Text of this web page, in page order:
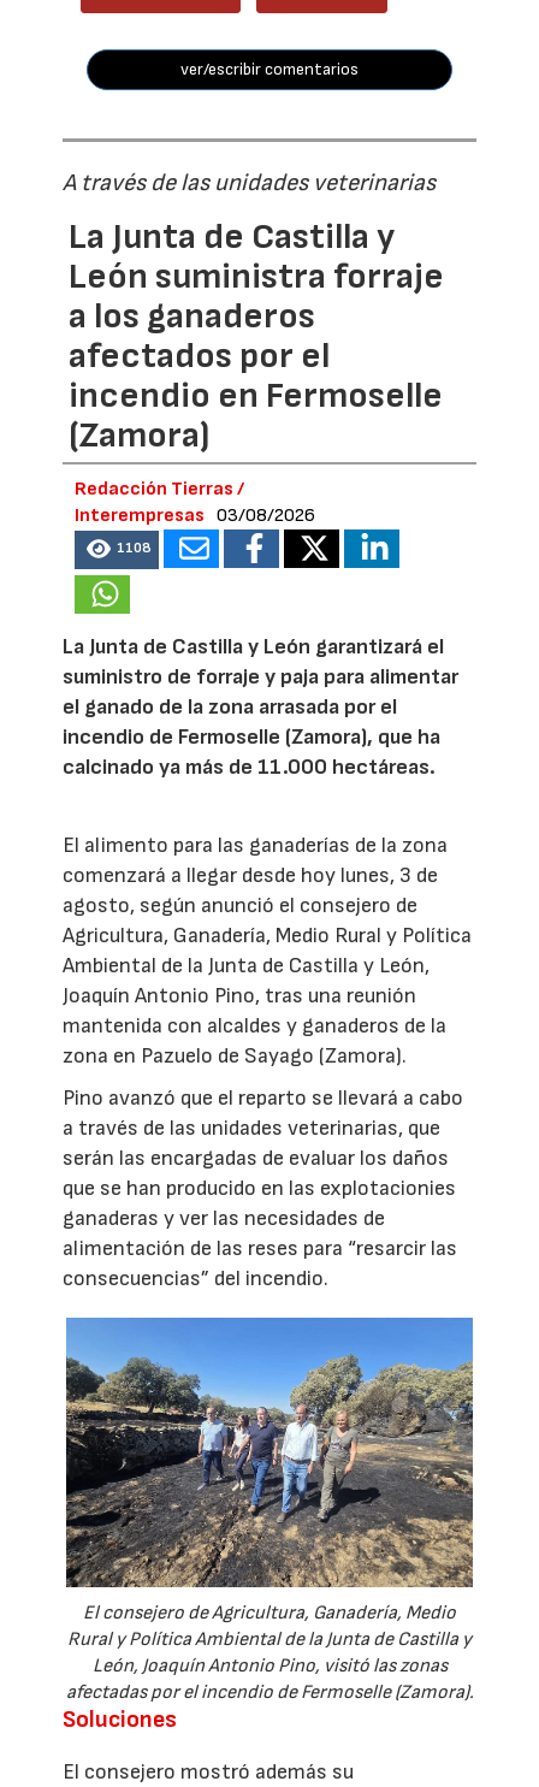
ver/escribir comentarios
A través de las unidades veterinarias
La Junta de Castilla y
León suministra forraje
a los ganaderos
afectados por el
incendio en Fermoselle
(Zamora)
Redacción Tierras /
Interempresas
03/08/2026
1108
La Junta de Castilla y León garantizará el
suministro de forraje y paja para alimentar
el ganado de la zona arrasada por el
incendio de Fermoselle (Zamora), que ha
calcinado ya más de 11.000 hectáreas.
El alimento para las ganaderías de la zona
comenzará a llegar desde hoy lunes, 3 de
agosto, según anunció el consejero de
Agricultura, Ganadería, Medio Rural y Política
Ambiental de la Junta de Castilla y León,
Joaquín Antonio Pino, tras una reunión
mantenida con alcaldes y ganaderos de la
zona en Pazuelo de Sayago (Zamora).
Pino avanzó que el reparto se llevará a cabo
a través de las unidades veterinarias, que
serán las encargadas de evaluar los daños
que se han producido en las explotacionies
ganaderas y ver las necesidades de
alimentación de las reses para “resarcir las
consecuencias” del incendio.
El consejero de Agricultura, Ganadería, Medio
Rural y Política Ambiental de la Junta de Castilla y
León, Joaquín Antonio Pino, visitó las zonas
afectadas por el incendio de Fermoselle (Zamora).
Soluciones
El consejero mostró además su